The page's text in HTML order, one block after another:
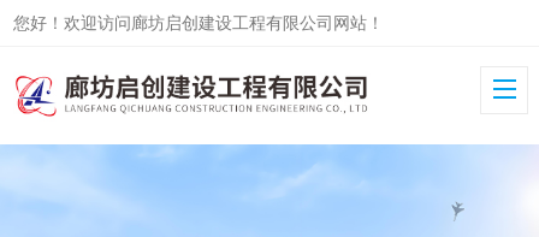
您好！欢迎访问廊坊启创建设工程有限公司网站！